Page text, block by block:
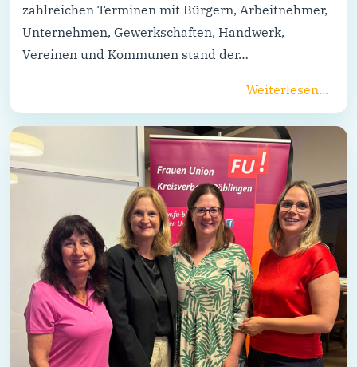
zahlreichen Terminen mit Bürgern, Arbeitnehmer,
Unternehmen, Gewerkschaften, Handwerk,
Vereinen und Kommunen stand der…
Weiterlesen...